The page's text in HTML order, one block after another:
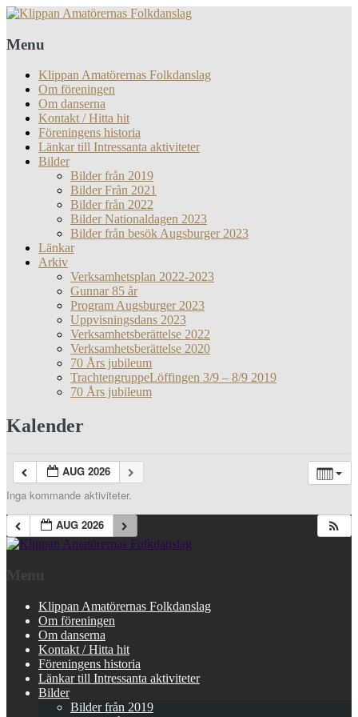
Menu
Klippan Amatörernas Folkdanslag
Om föreningen
Om danserna
Kontakt / Hitta hit
Föreningens historia
Länkar till Intressanta aktiviteter
Bilder
Bilder från 2019
Bilder Från 2021
Bilder från 2022
Bilder Nationaldagen 2023
Bilder från besök Augsburger 2023
Länkar
Arkiv
Verksamhetsplan 2022-2023
Gunnar 85 år
Program Augsburger 2023
Uppvisningsdans 2023
Verksamhetsberättelse 2022
Verksamhetsberättelse 2020
70 Års jubileum
TrachtengruppeLöffingen 3/9 – 8/9 2019
70 Års jubileum
Kalender
AUG 2026
Inga kommande aktiviteter.
AUG 2026
Menu
Klippan Amatörernas Folkdanslag
Om föreningen
Om danserna
Kontakt / Hitta hit
Föreningens historia
Länkar till Intressanta aktiviteter
Bilder
Bilder från 2019